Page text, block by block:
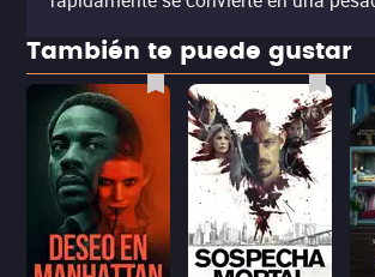
También te puede gustar